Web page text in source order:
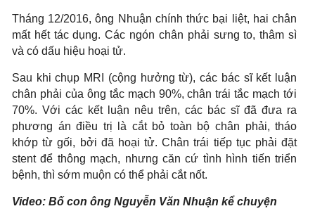
Tháng 12/2016, ông Nhuận chính thức bại liệt, hai chân
mất hết tác dụng. Các ngón chân phải sưng to, thâm sì
và có dấu hiệu hoại tử.
Sau khi chụp MRI (cộng hưởng từ), các bác sĩ kết luận
chân phải của ông tắc mạch 90%, chân trái tắc mạch tới
70%. Với các kết luận nêu trên, các bác sĩ đã đưa ra
phương án điều trị là cắt bỏ toàn bộ chân phải, tháo
khớp từ gối, bởi đã hoại tử. Chân trái tiếp tục phải đặt
stent để thông mạch, nhưng căn cứ tình hình tiến triển
bệnh, thì sớm muộn có thể phải cắt nốt.
Video: Bố con ông Nguyễn Văn Nhuận kể chuyện